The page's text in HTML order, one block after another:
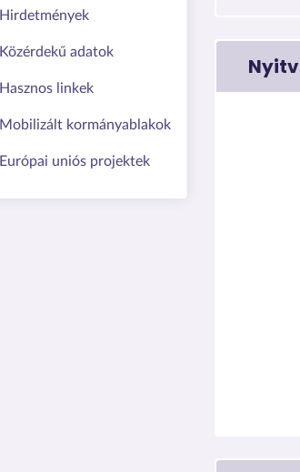
Hirdetmények
Közérdekű adatok
Hasznos linkek
Mobilizált kormányablakok
Európai uniós projektek